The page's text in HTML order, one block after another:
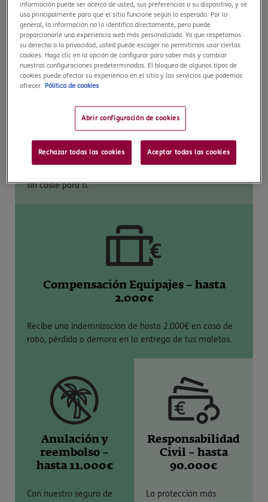
La atención médica más completa en Camboya en caso
de lesión o enfermedad, y sin pagar nada por
adelantado. Incluido COVID-19.
Repatriación ILIMITADA
Con nuestro seguro de viaje para Camboya, si necesitas
sin coste para ti.
Compensación Equipajes – hasta
2.000€
Recibe una indemnización de hasta 2.000€ en caso de
robo, pérdida o demora en la entrega de tus maletas.
Anulación y
reembolso –
hasta 11.000€
Con nuestro seguro de
Responsabilidad
Civil – hasta
90.000€
La protección más
información puede ser acerca de usted, sus preferencias o su dispositivo, y se
usa principalmente para que el sitio funcione según lo esperado. Por lo
general, la información no lo identifica directamente, pero puede
proporcionarle una experiencia web más personalizada. Ya que respetamos
su derecho a la privacidad, usted puede escoger no permitirnos usar ciertas
cookies. Haga clic en la opción de configurar para saber más y cambiar
nuestras configuraciones predeterminadas. El bloqueo de algunos tipos de
cookies puede afectar su experiencia en el sitio y los servicios que podemos
ofrecer.
Pólitica de cookies
Abrir configuración de cookies
Rechazar todas las cookies Aceptar todas las cookies